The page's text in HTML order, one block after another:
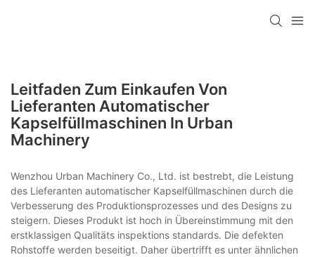
Leitfaden Zum Einkaufen Von
Lieferanten Automatischer
Kapselfüllmaschinen In Urban
Machinery
Wenzhou Urban Machinery Co., Ltd. ist bestrebt, die Leistung
des Lieferanten automatischer Kapselfüllmaschinen durch die
Verbesserung des Produktionsprozesses und des Designs zu
steigern. Dieses Produkt ist hoch in Übereinstimmung mit den
erstklassigen Qualitäts inspektions standards. Die defekten
Rohstoffe werden beseitigt. Daher übertrifft es unter ähnlichen